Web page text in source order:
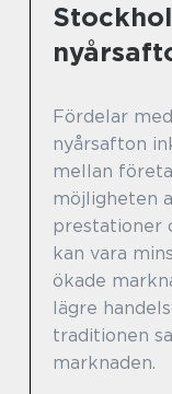
Fördelar
nyårsafton
mellan
möjligheten
prestationer
kan vara
ökade
lägre
traditionen
marknaden.